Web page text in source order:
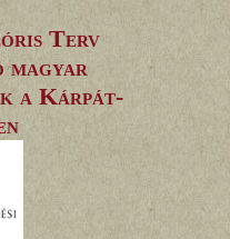
Terv
a Kárpát-